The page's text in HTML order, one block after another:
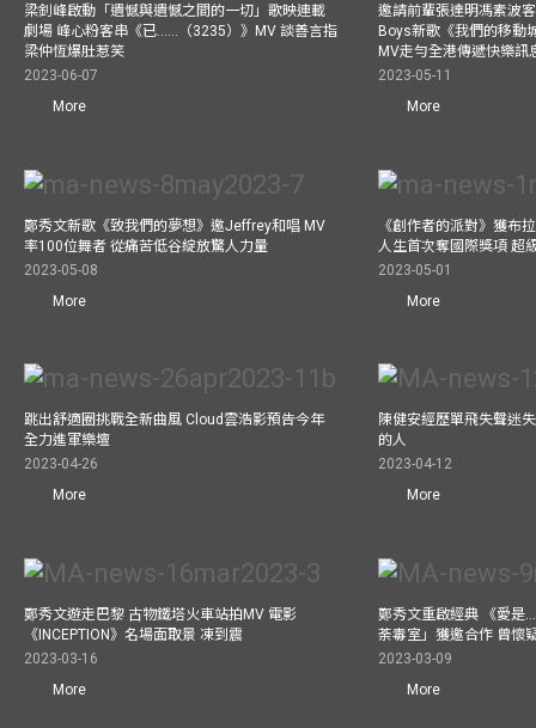
梁釗峰啟動「遺憾與遺憾之間的一切」歌映連載
劇場 峰心粉客串《已……（3235）》MV 談善言指
梁仲恆爆肚惹笑
2023-06-07
More
邀請前輩張達明馮素波
Boys新歌《我們的移動
MV走勻全港傳遞快樂訊
2023-05-11
More
鄭秀文新歌《致我們的夢想》邀Jeffrey和唱 MV
率100位舞者 從痛苦低谷綻放驚人力量
2023-05-08
More
《創作者的派對》獲布
人生首次奪國際獎項 超
2023-05-01
More
跳出舒適圈挑戰全新曲風 Cloud雲浩影預告今年
全力進軍樂壇
2023-04-26
More
陳健安經歷單飛失聲迷
的人
2023-04-12
More
鄭秀文遊走巴黎 古物鐵塔火車站拍MV 電影
《INCEPTION》名場面取景 凍到震
2023-03-16
More
鄭秀文重啟經典 《愛是
荼毒室」獲邀合作 曾懷
2023-03-09
More